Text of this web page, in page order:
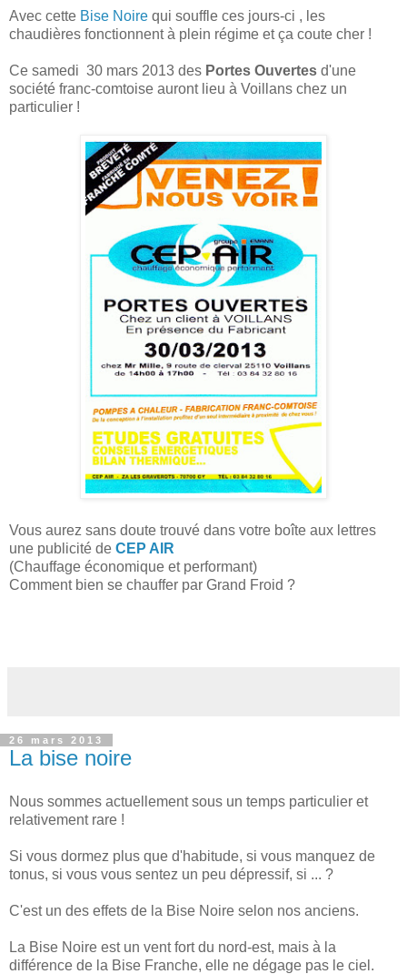
Avec cette Bise Noire qui souffle ces jours-ci , les
chaudières fonctionnent à plein régime et ça coute cher !
Ce samedi 30 mars 2013 des Portes Ouvertes d'une
société franc-comtoise auront lieu à Voillans chez un
particulier !
Vous aurez sans doute trouvé dans votre boîte aux lettres
une publicité de CEP AIR
(Chauffage économique et performant)
Comment bien se chauffer par Grand Froid ?
26 mars 2013
La bise noire
Nous sommes actuellement sous un temps particulier et
relativement rare !
Si vous dormez plus que d'habitude, si vous manquez de
tonus, si vous vous sentez un peu dépressif, si ... ?
C'est un des effets de la Bise Noire selon nos anciens.
La Bise Noire est un vent fort du nord-est, mais à la
différence de la Bise Franche, elle ne dégage pas le ciel.